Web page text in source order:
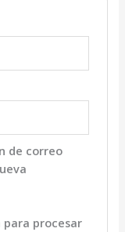
de correo
procesar